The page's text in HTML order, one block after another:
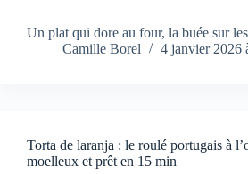
Un plat qui dore au four, la buée sur
Camille Borel
4 janvier 2026
Torta de laranja : le roulé portugais à
moelleux et prêt en 15 min